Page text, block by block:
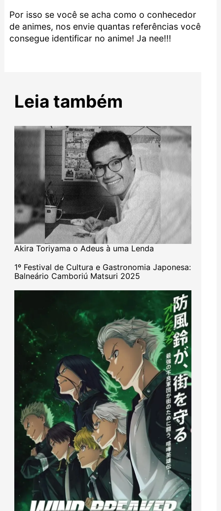
Por isso se você se acha como o conhecedor
de animes, nos envie quantas referências você
consegue identificar no anime! Ja nee!!!
Leia também
Akira Toriyama o Adeus à uma Lenda
1º Festival de Cultura e Gastronomia Japonesa:
Balneário Camboriú Matsuri 2025